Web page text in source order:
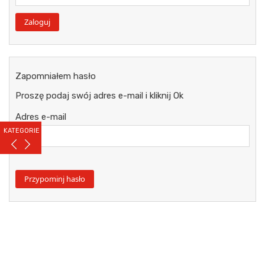
KATEGORIE
Zapomniałem hasło
Proszę podaj swój adres e-mail i kliknij Ok
Adres e-mail